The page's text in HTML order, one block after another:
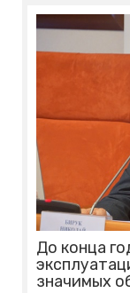
До конца
значимых